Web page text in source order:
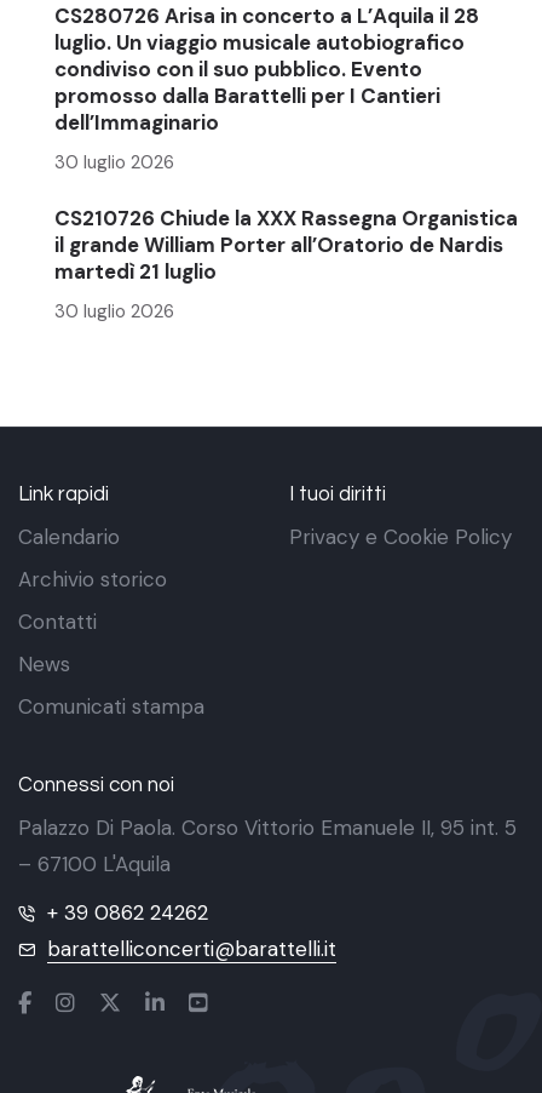
CS280726 Arisa in concerto a L’Aquila il 28
luglio. Un viaggio musicale autobiografico
condiviso con il suo pubblico. Evento
promosso dalla Barattelli per I Cantieri
dell’Immaginario
30 luglio 2026
CS210726 Chiude la XXX Rassegna Organistica
il grande William Porter all’Oratorio de Nardis
martedì 21 luglio
30 luglio 2026
Link rapidi
Calendario
Archivio storico
Contatti
News
Comunicati stampa
I tuoi diritti
Privacy e Cookie Policy
Connessi con noi
Palazzo Di Paola. Corso Vittorio Emanuele II, 95 int. 5
– 67100 L'Aquila
+ 39 0862 24262
barattelliconcerti@barattelli.it